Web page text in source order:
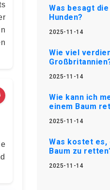
Was besagt
Hunden?
2025-11-14
Wie viel
2025-11-14
Wie kann ich
einem Baum
2025-11-14
Was kostet es,
Baum zu
2025-11-14